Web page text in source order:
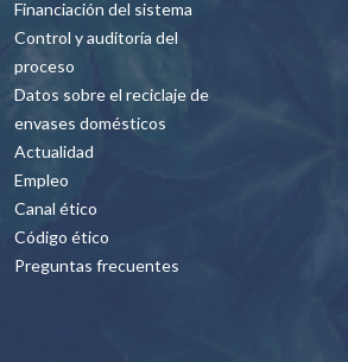
Financiación del sistema
Control y auditoría del
proceso
Datos sobre el reciclaje de
envases domésticos
Actualidad
Empleo
Canal ético
Código ético
Preguntas frecuentes